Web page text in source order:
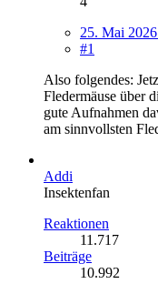
25. Mai
#1
Also folgendes:
Fledermäuse über
gute Aufnahmen
am sinnvollsten
Addi
Insektenfan
Reaktionen
11.717
Beiträge
10.992